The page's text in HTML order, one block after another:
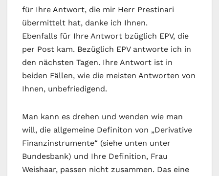
für Ihre Antwort, die mir Herr Prestinari
übermittelt hat, danke ich Ihnen.
Ebenfalls für Ihre Antwort bzüglich EPV, die
per Post kam. Bezüglich EPV antworte ich in
den nächsten Tagen. Ihre Antwort ist in
beiden Fällen, wie die meisten Antworten von
Ihnen, unbefriedigend.
Man kann es drehen und wenden wie man
will, die allgemeine Definiton von „Derivative
Finanzinstrumente“ (siehe unten unter
Bundesbank) und Ihre Definition, Frau
Weishaar, passen nicht zusammen. Das eine